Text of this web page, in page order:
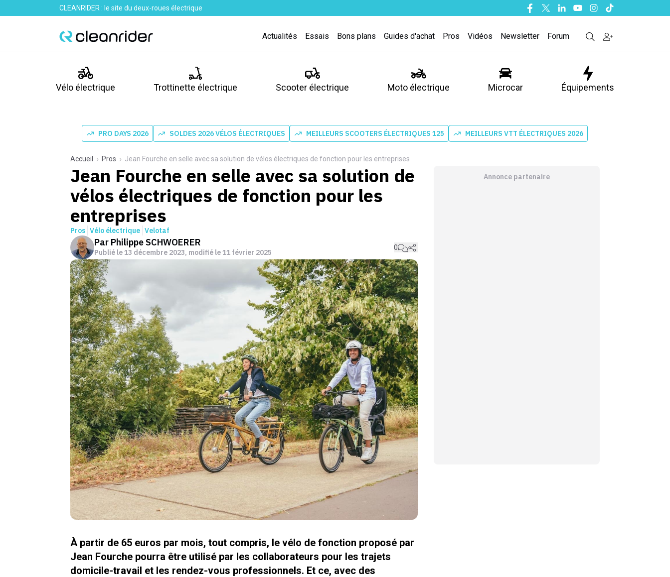
CLEANRIDER : le site du deux-roues électrique Facebook
TwitterLinkedinYoutubeInstagram
Tiktok
Actualités Essais Bons plans Guides d'achat Pros Vidéos Newsletter Forum
Vélo électrique Trottinette électrique Scooter électrique Moto électrique Microcar Équipements
PRO DAYS 2026 SOLDES 2026 VÉLOS ÉLECTRIQUES MEILLEURS SCOOTERS ÉLECTRIQUES 125 MEILLEURS VTT ÉLECTRIQUES 2026
Accueil Pros Jean Fourche en selle avec sa solution de vélos électriques de fonction pour les entreprises
Jean Fourche en selle avec sa solution de
vélos électriques de fonction pour les
entreprises
Pros Vélo électrique Velotaf
Par Philippe SCHWOERER
Publié le13 décembre 2023, modifié le 11 février 2025
0
À partir de 65 euros par mois, tout compris, le vélo de fonction proposé par
Jean Fourche pourra être utilisé par les collaborateurs pour les trajets
domicile-travail et les rendez-vous professionnels. Et ce, avec des
Annonce partenaire